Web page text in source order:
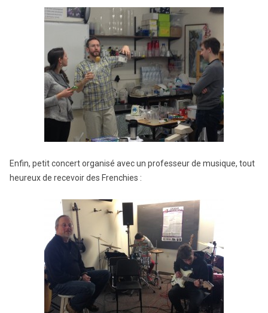
Enfin, petit concert organisé avec un professeur de musique, tout
heureux de recevoir des Frenchies :